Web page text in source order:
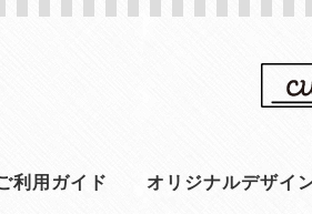
利用ガイド オリジナルデザイ